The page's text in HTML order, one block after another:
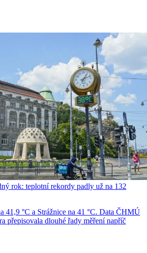
rok: teplotní rekordy padly už na 132
41,9 °C a Strážnice na 41 °C. Data ČHMÚ
přepisovala dlouhé řady měření napříč